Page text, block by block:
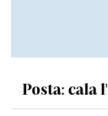
Posta: cala